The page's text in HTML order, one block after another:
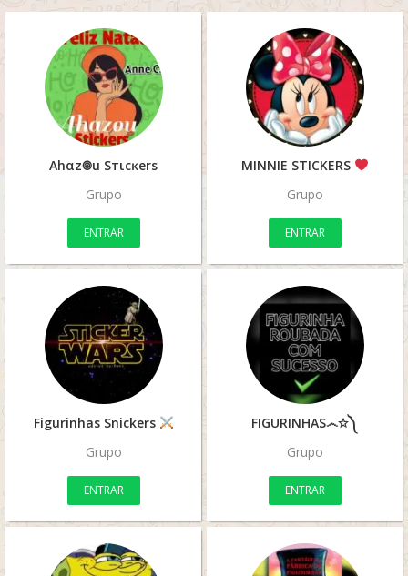
Ahαz𖣠u Sтιcĸerѕ
Grupo
ENTRAR
MINNIE STICKERS
Grupo
ENTRAR
Figurinhas Snickers
Grupo
ENTRAR
FIGURINHAS෴✩༽
Grupo
ENTRAR